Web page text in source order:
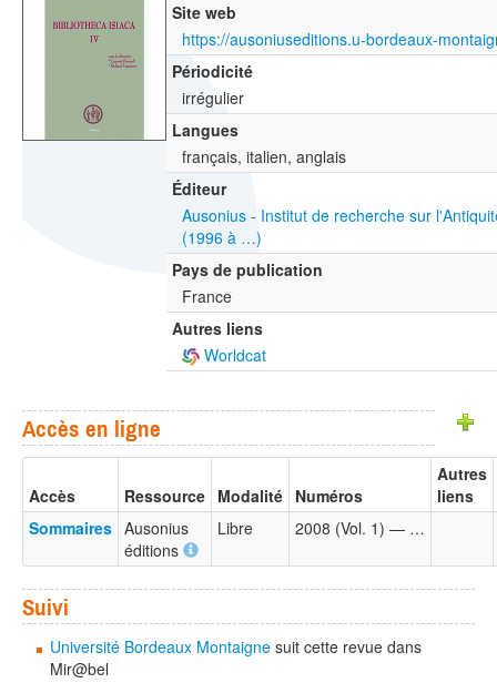
Site web
Périodicité
irrégulier
Langues
français, italien, anglais
Éditeur
Ausonius - Institut de recherche sur
(1996 à …)
Pays de publication
France
Autres liens
Worldcat
Accès en ligne
Accès Ressource Modalité Numéros
Autres
liens
Sommaires Ausonius
éditions
Libre 2008 (Vol. 1) — …
Suivi
Université Bordeaux Montaigne suit cette revue dans
Mir@bel